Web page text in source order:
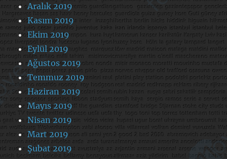
Aralık 2019
Kasım 2019
Ekim 2019
Eylül 2019
Ağustos 2019
Temmuz 2019
Haziran 2019
Mayıs 2019
Nisan 2019
Mart 2019
Şubat 2019